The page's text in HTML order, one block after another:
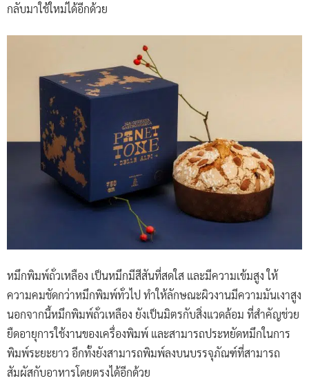
กลับมาใช้ใหม่ได้อีกด้วย
หมึกพิมพ์ถั่วเหลือง เป็นหมึกมีสีสันที่สดใส และมีความเข้มสูง ให้
ความคมชัดกว่าหมึกพิมพ์ทั่วไป ทำให้ลักษณะผิวงานมีความมันเงาสูง
นอกจากนี้หมึกพิมพ์ถั่วเหลือง ยังเป็นมิตรกับสิ่งแวดล้อม ที่สำคัญช่วย
ยืดอายุการใช้งานของเครื่องพิมพ์ และสามารถประหยัดหมึกในการ
พิมพ์ระยะยาว อีกทั้งยังสามารถพิมพ์ลงบนบรรจุภัณฑ์ที่สามารถ
สัมผัสกับอาหารโดยตรงได้อีกด้วย